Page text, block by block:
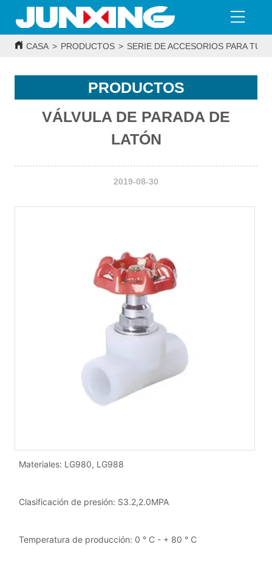
CASA > PRODUCTOS > SERIE DE ACCESORIOS PARA
PRODUCTOS
VÁLVULA DE PARADA DE
LATÓN
2019-08-30